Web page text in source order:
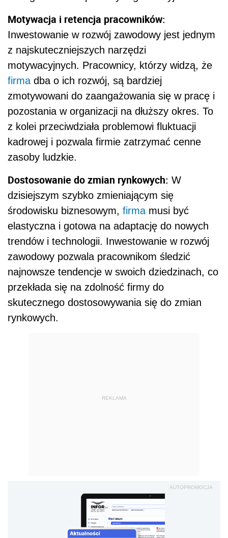
Motywacja i retencja pracowników:
Inwestowanie w rozwój zawodowy jest jednym
z najskuteczniejszych narzędzi
motywacyjnych. Pracownicy, którzy widzą, że
firma dba o ich rozwój, są bardziej
zmotywowani do zaangażowania się w pracę i
pozostania w organizacji na dłuższy okres. To
z kolei przeciwdziała problemowi fluktuacji
kadrowej i pozwala firmie zatrzymać cenne
zasoby ludzkie.
Dostosowanie do zmian rynkowych: W
dzisiejszym szybko zmieniającym się
środowisku biznesowym, firma musi być
elastyczna i gotowa na adaptację do nowych
trendów i technologii. Inwestowanie w rozwój
zawodowy pozwala pracownikom śledzić
najnowsze tendencje w swoich dziedzinach, co
przekłada się na zdolność firmy do
skutecznego dostosowywania się do zmian
rynkowych.
REKLAMA
AUTOPROMOCJA